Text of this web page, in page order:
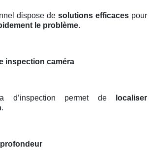
dispose de solutions efficaces pour
le problème.
inspection caméra
d’inspection permet de
localiser
.